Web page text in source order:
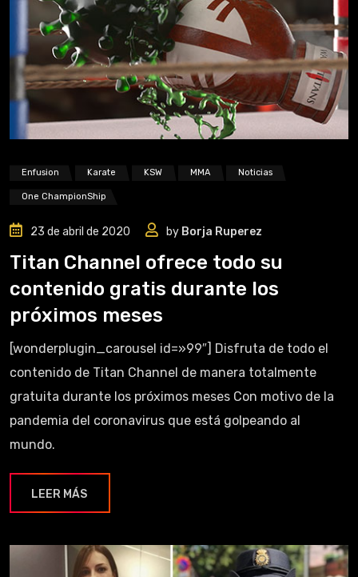
Enfusion Karate KSW MMA Noticias
One ChampionShip
23 de abril de 2020 by Borja Ruperez
Titan Channel ofrece todo su
contenido gratis durante los
próximos meses
[wonderplugin_carousel id=»99″] Disfruta de todo el
contenido de Titan Channel de manera totalmente
gratuita durante los próximos meses Con motivo de la
pandemia del coronavirus que está golpeando al
mundo.
LEER MÁS